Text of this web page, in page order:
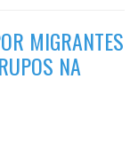
MIGRANTES
NA